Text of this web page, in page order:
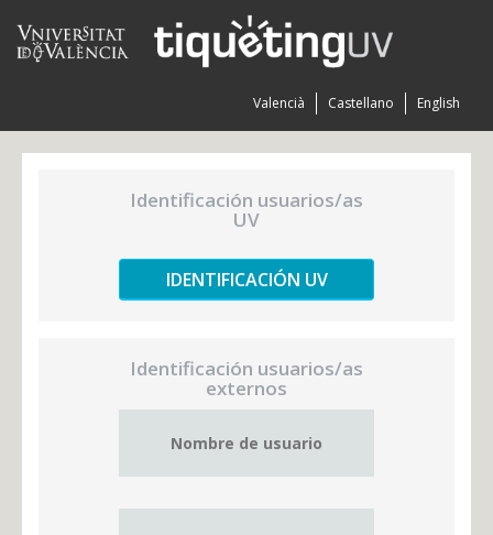
English
Castellano
Valencià
Identificación usuarios/as
UV
IDENTIFICACIÓN UV
Identificación usuarios/as
externos